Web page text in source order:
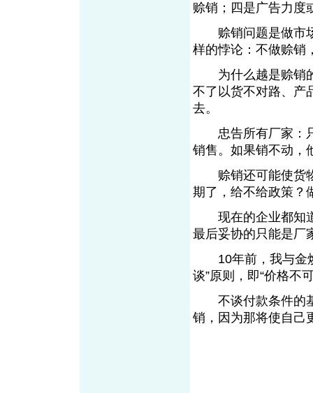
赊销；四是广告力度
赊销问题是做市场
样的悖论：不做赊销
为什么越是赊销的
不了以货不对路、产
去。
忠告所有厂家：只
销售。如果销不动，
赊销还可能使货物
期了，给不给政策？
现在的企业都知道
最后妥协的只能是厂
10年前，我与金焕
谈”原则，即“价格不
不谈付款条件的基
销，因为那将使自己